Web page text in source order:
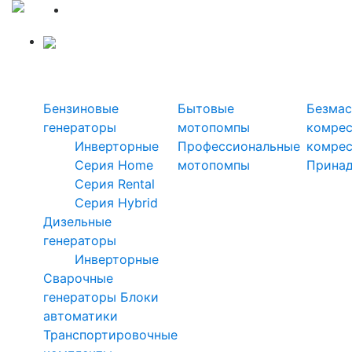
Бензиновые
генераторы
Инверторные
Серия Home
Серия Rental
Серия Hybrid
Дизельные
генераторы
Инверторные
Сварочные
генераторы Блоки
автоматики
Транспортировочные
Бытовые
мотопомпы
Профессиональные
мотопомпы